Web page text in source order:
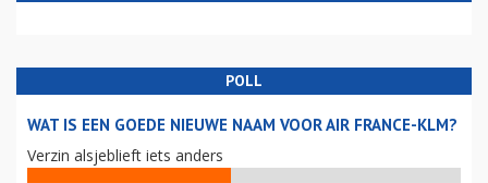
POLL
WAT IS EEN GOEDE NIEUWE NAAM VOOR AIR FRANCE-KLM?
Verzin alsjeblieft iets anders